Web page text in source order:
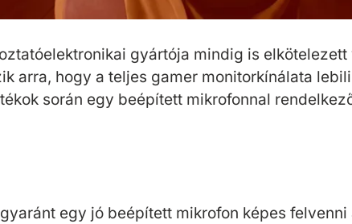
gyártója mindig is
arra, hogy a teljes gamer monitorkínálata
során egy beépített mikrofonnal
egy jó beépített mikrofon képes